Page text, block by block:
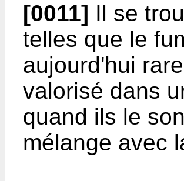
[0011] Il se
telles que le
aujourd'hui
valorisé dans
quand ils le
mélange avec